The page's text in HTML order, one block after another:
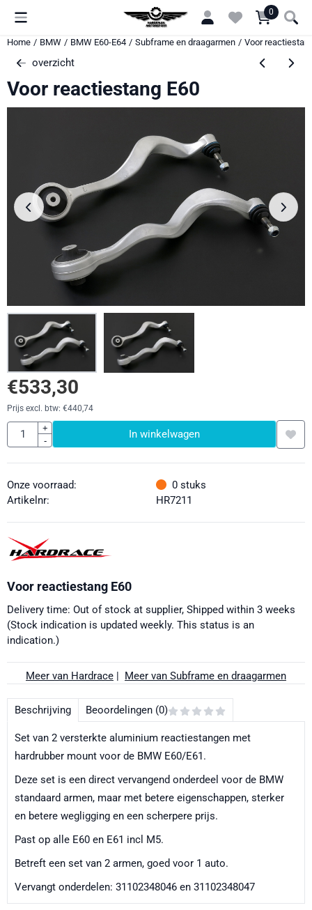
Cookievoorkeuren zijn momenteel gesloten. 0
Home / BMW / BMW E60-E64 / Subframe en draagarmen / Voor
overzicht
Voor reactiestang E60
€533,30
Prijs excl. btw: €440,74
Aantal
+
-
In winkelwagen
Onze voorraad: 0 stuks
Artikelnr:
HR7211
Voor reactiestang E60
Delivery time: Out of stock at supplier, Shipped within 3 weeks
(Stock indication is updated weekly. This status is an
indication.)
Meer van Hardrace | Meer van Subframe en draagarmen
Beschrijving Beoordelingen (0)
Set van 2 versterkte aluminium reactiestangen met
hardrubber mount voor de BMW E60/E61.
Deze set is een direct vervangend onderdeel voor de BMW
standaard armen, maar met betere eigenschappen, sterker
en betere wegligging en een scherpere prijs.
Past op alle E60 en E61 incl M5.
Betreft een set van 2 armen, goed voor 1 auto.
Vervangt onderdelen: 31102348046 en 31102348047